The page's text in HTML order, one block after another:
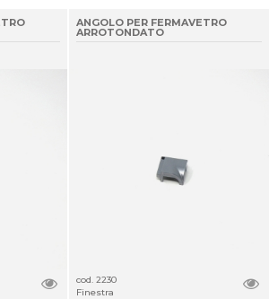
ANGOLO PER FERMAVETRO
ARROTONDATO
cod. 2230
Finestra